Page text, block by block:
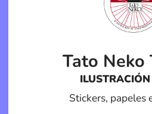
Tato Neko
Stickers, papeles